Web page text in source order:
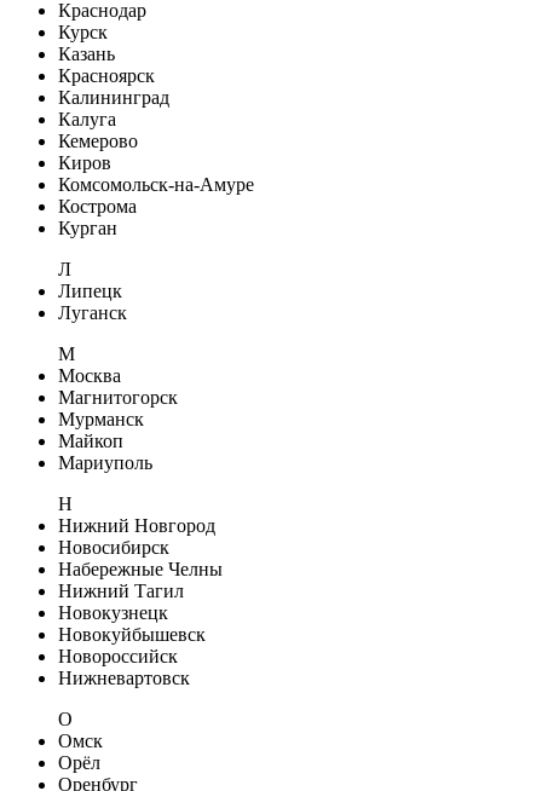
Краснодар
Курск
Казань
Красноярск
Калининград
Калуга
Кемерово
Киров
Комсомольск-на-Амуре
Кострома
Курган
Л
Липецк
Луганск
М
Москва
Магнитогорск
Мурманск
Майкоп
Мариуполь
Н
Нижний Новгород
Новосибирск
Набережные Челны
Нижний Тагил
Новокузнецк
Новокуйбышевск
Новороссийск
Нижневартовск
О
Омск
Орёл
Оренбург